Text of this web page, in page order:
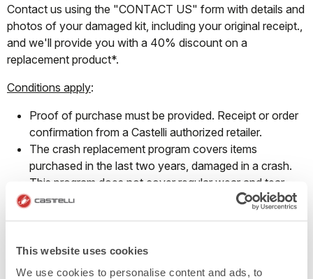
This website uses cookies
We use cookies to personalise content and ads, to
Contact us using the "CONTACT US" form with details and
photos of your damaged kit, including your original receipt.,
and we'll provide you with a 40% discount on a
replacement product*.
Conditions apply:
Proof of purchase must be provided. Receipt or order
confirmation from a Castelli authorized retailer.
The crash replacement program covers items
purchased in the last two years, damaged in a crash.
This program does not cover regular wear and tear.
The discount provided may be used to replace the